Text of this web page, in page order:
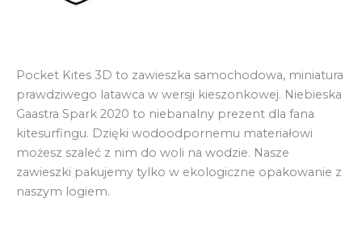
Pocket Kites 3D to zawieszka samochodowa, miniatura
prawdziwego latawca w wersji kieszonkowej. Niebieska
Gaastra Spark 2020 to niebanalny prezent dla fana
kitesurfingu. Dzięki wodoodpornemu materiałowi
możesz szaleć z nim do woli na wodzie. Nasze
zawieszki pakujemy tylko w ekologiczne opakowanie z
naszym logiem.